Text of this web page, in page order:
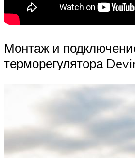
Монтаж и
терморегулятора